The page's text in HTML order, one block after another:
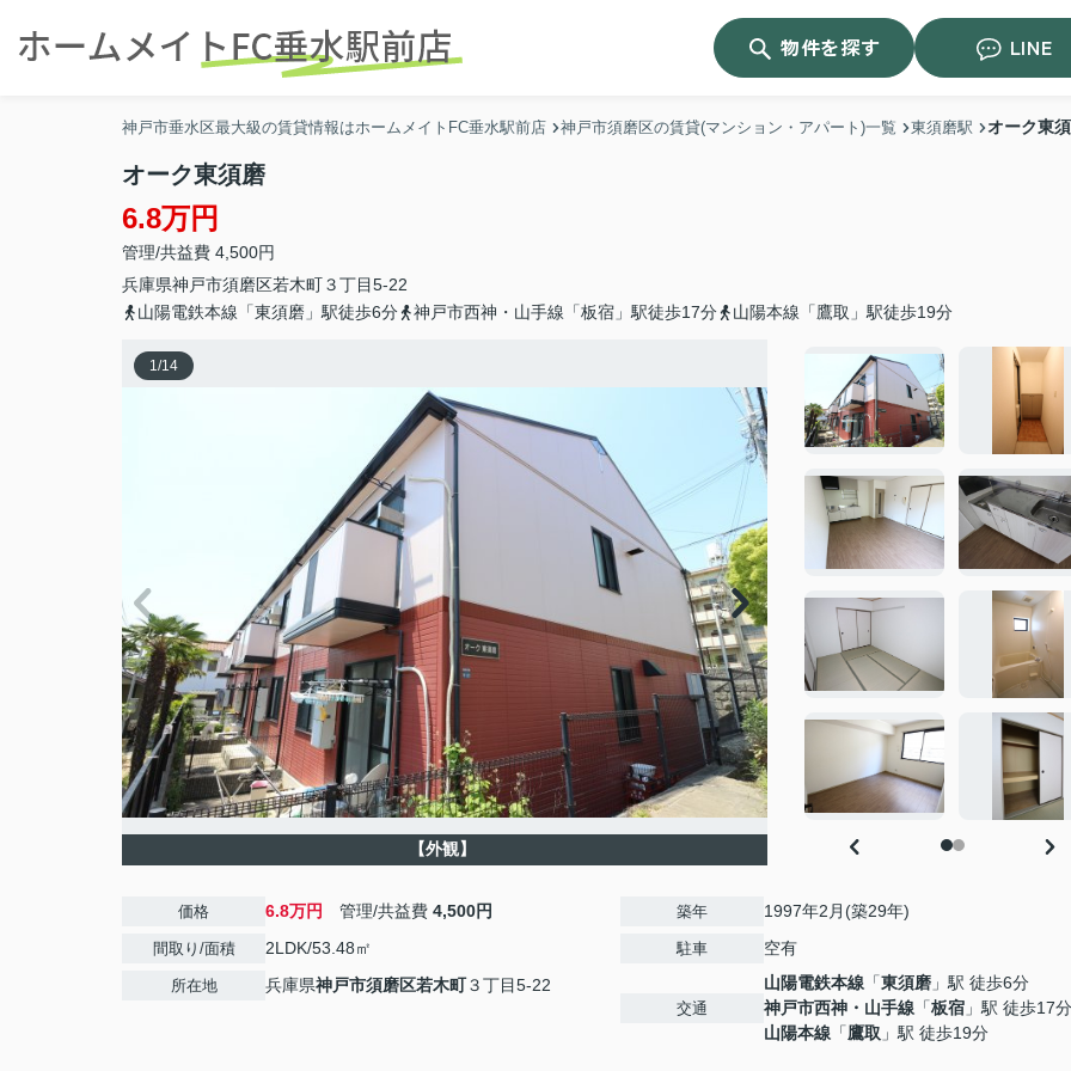
物件を探す LINE
神戸市垂水区最大級の賃貸情報はホームメイトFC垂水駅前店 神戸市須磨区の賃貸(マンション・アパート)一覧 東須磨駅 オーク東
オーク東須磨
6.8万円
管理/共益費 4,500円
兵庫県神戸市須磨区若木町３丁目5-22
山陽電鉄本線「東須磨」駅徒歩6分
神戸市西神・山手線「板宿」駅徒歩17分 山陽本線「鷹取」駅徒歩19分
1/14
【外観】
価格 6.8万円 管理/共益費 4,500円
間取り/面積 2LDK/53.48㎡
所在地 兵庫県神戸市須磨区若木町３丁目5-22
築年 1997年2月(築29年)
駐車 空有
交通
山陽電鉄本線 「東須磨 」駅 徒歩6分
神戸市西神・山手線 「板宿 」駅 徒歩17分
山陽本線 「鷹取 」駅 徒歩19分